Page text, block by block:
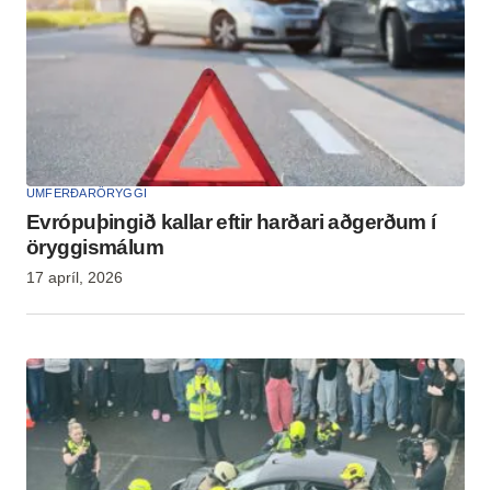
UMFERÐARÖRYGGI
Evrópuþingið kallar eftir harðari aðgerðum í
öryggismálum
17 apríl, 2026